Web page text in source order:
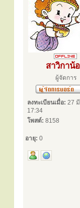
สาวิกาน้
ผู้จัดการ
ลงทะเบียนเมื่อ: 27
17:34
โพสต์: 8158
อายุ: 0